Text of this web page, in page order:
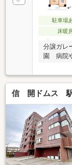
駐車場
床暖
分譲ガレ
園 病院
信 開ドムス